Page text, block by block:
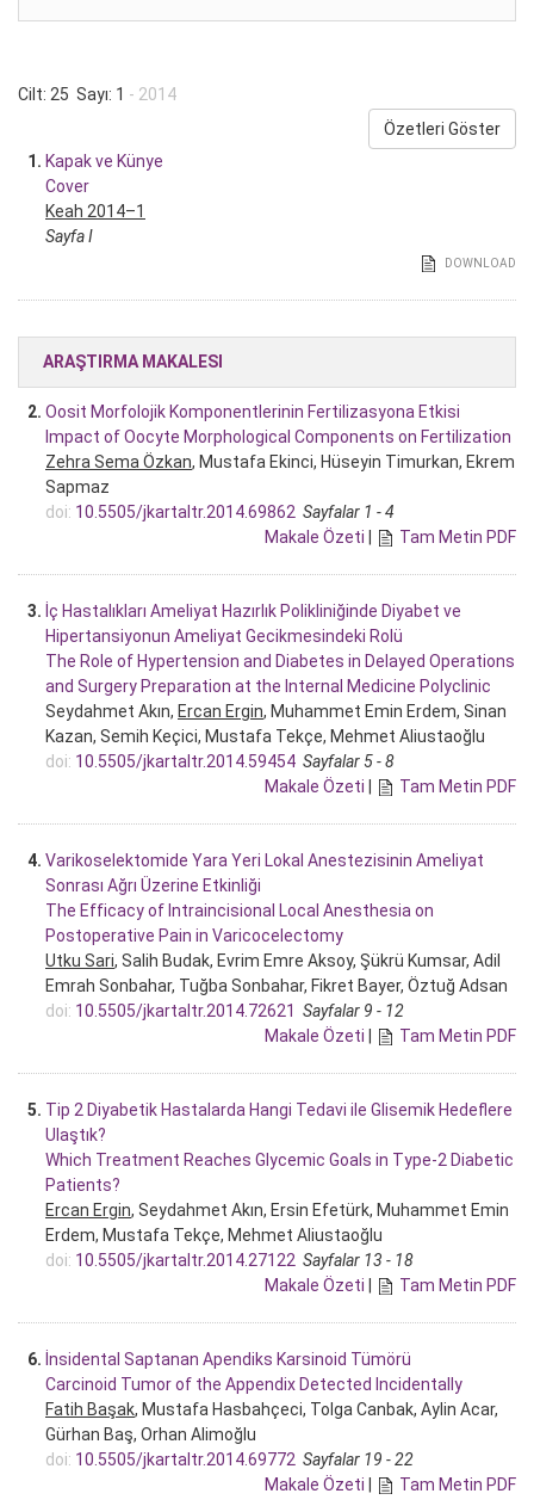
Cilt: 25 Sayı: 1 - 2014
Özetleri Göster
1. Kapak ve Künye
Cover
Keah 2014–1
Sayfa I
DOWNLOAD
ARAŞTIRMA MAKALESI
2. Oosit Morfolojik Komponentlerinin Fertilizasyona Etkisi
Impact of Oocyte Morphological Components on Fertilization
Zehra Sema Özkan, Mustafa Ekinci, Hüseyin Timurkan, Ekrem
Sapmaz
doi: 10.5505/jkartaltr.2014.69862 Sayfalar 1 - 4
Makale Özeti | Tam Metin PDF
3. İç Hastalıkları Ameliyat Hazırlık Polikliniğinde Diyabet ve
Hipertansiyonun Ameliyat Gecikmesindeki Rolü
The Role of Hypertension and Diabetes in Delayed Operations
and Surgery Preparation at the Internal Medicine Polyclinic
Seydahmet Akın, Ercan Ergin, Muhammet Emin Erdem, Sinan
Kazan, Semih Keçici, Mustafa Tekçe, Mehmet Aliustaoğlu
doi: 10.5505/jkartaltr.2014.59454 Sayfalar 5 - 8
Makale Özeti | Tam Metin PDF
4. Varikoselektomide Yara Yeri Lokal Anestezisinin Ameliyat
Sonrası Ağrı Üzerine Etkinliği
The Efficacy of Intraincisional Local Anesthesia on
Postoperative Pain in Varicocelectomy
Utku Sari, Salih Budak, Evrim Emre Aksoy, Şükrü Kumsar, Adil
Emrah Sonbahar, Tuğba Sonbahar, Fikret Bayer, Öztuğ Adsan
doi: 10.5505/jkartaltr.2014.72621 Sayfalar 9 - 12
Makale Özeti | Tam Metin PDF
5. Tip 2 Diyabetik Hastalarda Hangi Tedavi ile Glisemik Hedeflere
Ulaştık?
Which Treatment Reaches Glycemic Goals in Type-2 Diabetic
Patients?
Ercan Ergin, Seydahmet Akın, Ersin Efetürk, Muhammet Emin
Erdem, Mustafa Tekçe, Mehmet Aliustaoğlu
doi: 10.5505/jkartaltr.2014.27122 Sayfalar 13 - 18
Makale Özeti | Tam Metin PDF
6. İnsidental Saptanan Apendiks Karsinoid Tümörü
Carcinoid Tumor of the Appendix Detected Incidentally
Fatih Başak, Mustafa Hasbahçeci, Tolga Canbak, Aylin Acar,
Gürhan Baş, Orhan Alimoğlu
doi: 10.5505/jkartaltr.2014.69772 Sayfalar 19 - 22
Makale Özeti | Tam Metin PDF